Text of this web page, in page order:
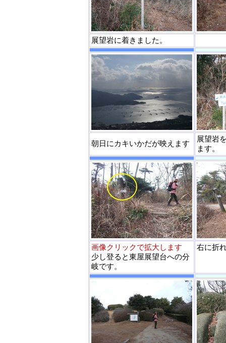
展望岩に着きました。
朝日にカキいかだが映えます
展望岩
ます。
画像クリックで拡大します
少し登ると東屋展望台への分
岐です。
右に折